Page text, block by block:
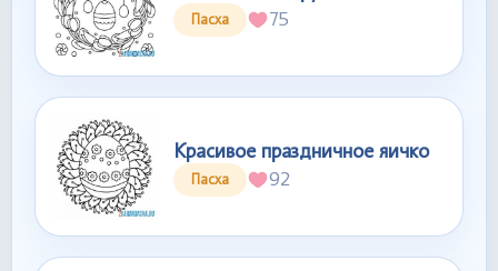
Пасха 75
Красивое праздничное яичко
Пасха 92